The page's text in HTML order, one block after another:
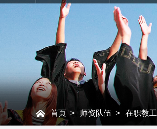
首页 师资队伍 在职教工